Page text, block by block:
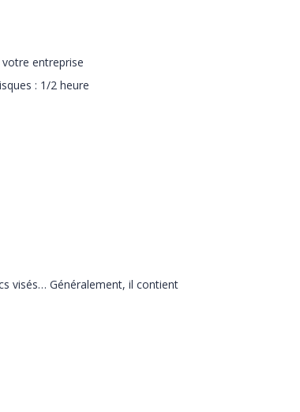
entreprise
: 1/2 heure
visés… Généralement, il contient